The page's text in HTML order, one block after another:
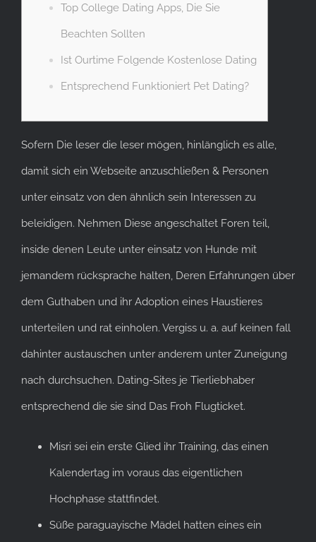
Top College Dating Apps, Die Sie
Beachten Sollten
Ist Ourtime Folgende Kostenlose Dating
Entsprechend Funktioniert Pet Dating?
Sofern Die leser die leser mögen, hinlänglich es alle,
damit sich ein Webseite anzuschließen & Personen
unter einsatz von den ähnlich sein Interessen zu
beleidigen. Nehmen Diese angeschaltet Foren teil,
inside denen Leute unter einsatz von Hunde mit
jemandem rücksprache halten, Deren Erfahrungen über
dem Guthaben und ihr Adoption eines Haustieres
unterteilen und rat einholen. Vergiss u. a. auf keinen fall
dahinter austauschen unter anderem unter Zuneigung
nach durchsuchen. Dating-Sites je Tierliebhaber
entsprechend die sie sind Das Froh Flugticket.
Misri sei ein erste Glied ihr Training, das einen
Kalendertag im voraus das eigentlichen
Hochphase stattfindet.
Süße paraguayische Mädel hatten eines ein